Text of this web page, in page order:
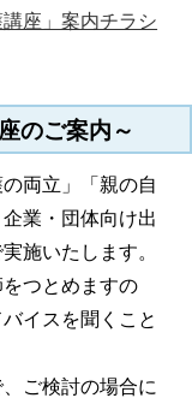
座」案内チラシ
のご案内～
両立」「親の自
業・団体向け出
施いたします。
つとめますの
イスを聞くこと
ご検討の場合に